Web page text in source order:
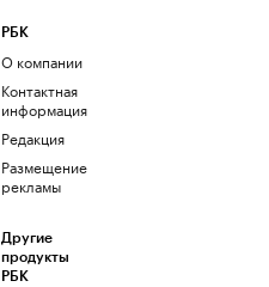
РБК
О компании
Контактная
информация
Редакция
Размещение
рекламы
Другие
продукты
РБК